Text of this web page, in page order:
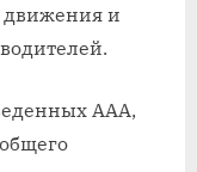
движения и
AAA,